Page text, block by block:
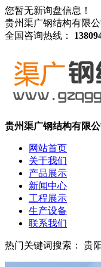
您暂无新询盘信息！
贵州渠广钢结构有限
全国咨询热线：
贵州渠广钢结构有限公
网站首页
关于我们
产品展示
新闻中心
工程展示
生产设备
联系我们
热门关键词搜索： 贵